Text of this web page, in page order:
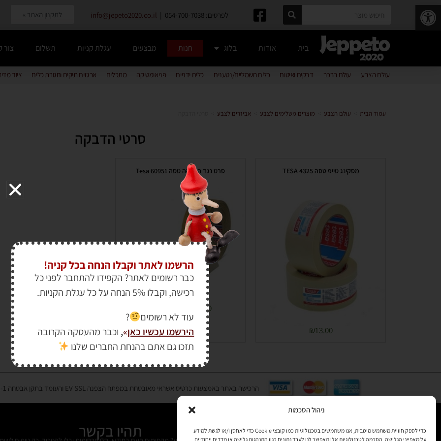
פתח סרגל נגישות
ניהול הסכמות
כדי לספק חוויית משתמש מיטבית, אנו משתמשים בטכנולוגיות כמו קובצי Cookie כדי לאחסן ו/או לגשת למידע
על מאפייני הגלישה. הסכמה לטכנולוגיות אלו תאפשר לנו לעבד נתונים כגון התנהגות גלישה או מדדים ייחודיים
לפרטים: 054-700-7038 | info@jepeto2020.co.il לתקנון האתר »
בית אודות בלוג חנות מבצעים עגלת קניות תשלום צור
עולם הצבע עולם הרכב דבקים ואיטום כלים חשמליים/נטענים כלים ידניים פניאומטיקה מתכלים ארגזים תיקים וחגורת כלים ציוד
עמוד הבית עולם הצבע מוצרים משלימים לצבע אביזרים לצבע
סרטי הדבקה
מסקינג טייפ טסה 4325 TESA
₪13.00
סרט נגד החלקה טסה 60951 Tesa
140.00
הרכישה באתר באמצעות כרטיס אשראי מאובטחת במפתח הצפנה EV SSL והעומד בתקן אבטחה PCI DSS Level-1
תהיו בקשר
הרשמו לאתר וקבלו הנחה בכל קניה!
כבר רשומים לאתר? הקפידו להתחבר לפני כל
רכישה, וקבלו 5% הנחה על כל עגלת הקניות.
עוד לא רשומים
?
הירשמו עכשיו כאן»
, וכבר מהעסקה הקרובה
תזכו גם אתם בהנחת החברים שלנו